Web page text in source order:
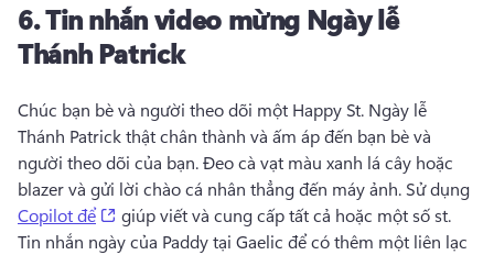
6.Tin nhắn video mừng Ngày lễ
Thánh Patrick
Chúc bạn bè và người theo dõi một Happy St. Ngày lễ
Thánh Patrick thật chân thành và ấm áp đến bạn bè và
người theo dõi của bạn. Đeo cà vạt màu xanh lá cây hoặc
blazer và gửi lời chào cá nhân thẳng đến máy ảnh. Sử dụng
Copilot để
(opens in a new tab)
Tin nhắn ngày của Paddy tại Gaelic để có thêm một liên lạc